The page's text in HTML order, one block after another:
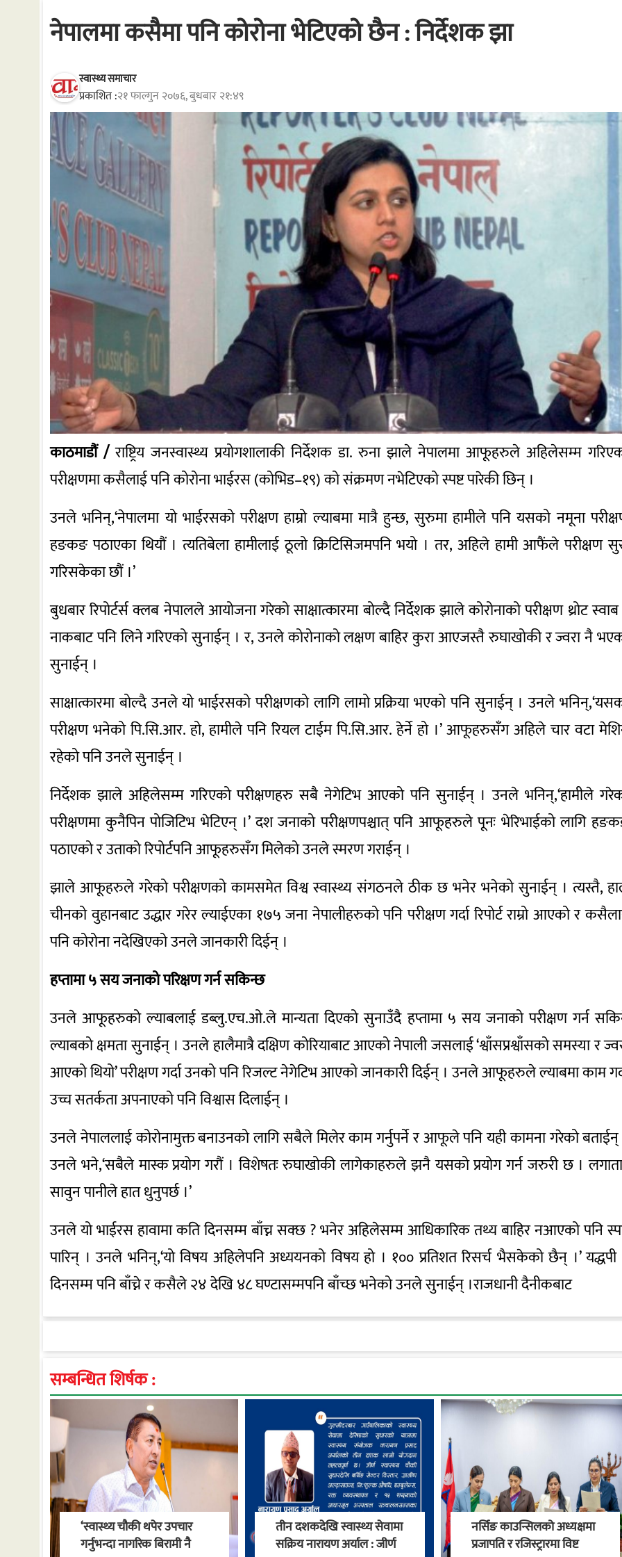
नेपालमा कसैमा पनि कोरोना भेटिएको छैन : निर्देशक झा
स्वास्थ्य समाचार
प्रकाशित :२१ फाल्गुन २०७६, बुधबार २१:४९
काठमाडौं /राष्ट्रिय जनस्वास्थ्य प्रयोगशालाकी निर्देशक डा. रुना झाले नेपालमा आफूहरुले अहिलेसम्म
परीक्षणमा कसैलाई पनि कोरोना भाईरस (कोभिड–१९) को संक्रमण नभेटिएको स्पष्ट पारेकी छिन् ।
उनले भनिन्,‘नेपालमा यो भाईरसको परीक्षण हाम्रो ल्याबमा मात्रै हुन्छ, सुरुमा हामीले पनि यसको नमूना
हङकङ पठाएका थियौं । त्यतिबेला हामीलाई ठूलो क्रिटिसिजमपनि भयो । तर, अहिले हामी आफैंले परीक्षण
गरिसकेका छौं ।’
बुधबार रिपोर्टर्स क्लब नेपालले आयोजना गरेको साक्षात्कारमा बोल्दै निर्देशक झाले कोरोनाको परीक्षण थ्रोट
नाकबाट पनि लिने गरिएको सुनाईन् । र, उनले कोरोनाको लक्षण बाहिर कुरा आएजस्तै रुघाखोकी र ज्वरा नै
सुनाईन् ।
साक्षात्कारमा बोल्दै उनले यो भाईरसको परीक्षणको लागि लामो प्रक्रिया भएको पनि सुनाईन् । उनले
परीक्षण भनेको पि.सि.आर. हो, हामीले पनि रियल टाईम पि.सि.आर. हेर्ने हो ।’ आफूहरुसँग अहिले चार वटा
रहेको पनि उनले सुनाईन् ।
निर्देशक झाले अहिलेसम्म गरिएको परीक्षणहरु सबै नेगेटिभ आएको पनि सुनाईन् । उनले भनिन्,‘हामीले
परीक्षणमा कुनैपिन पोजिटिभ भेटिएन् ।’ दश जनाको परीक्षणपश्चात् पनि आफूहरुले पूनः भेरिभाईको लागि
पठाएको र उताको रिपोर्टपनि आफूहरुसँग मिलेको उनले स्मरण गराईन् ।
झाले आफूहरुले गरेको परीक्षणको कामसमेत विश्व स्वास्थ्य संगठनले ठीक छ भनेर भनेको सुनाईन् । त्यस्तै,
चीनको वुहानबाट उद्धार गरेर ल्याईएका १७५ जना नेपालीहरुको पनि परीक्षण गर्दा रिपोर्ट राम्रो आएको र
पनि कोरोना नदेखिएको उनले जानकारी दिईन् ।
हप्तामा ५ सय जनाको परिक्षण गर्न सकिन्छ
उनले आफूहरुको ल्याबलाई डब्लु.एच.ओ.ले मान्यता दिएको सुनाउँदै हप्तामा ५ सय जनाको परीक्षण गर्न
ल्याबको क्षमता सुनाईन् । उनले हालैमात्रै दक्षिण कोरियाबाट आएको नेपाली जसलाई ‘श्वाँसप्रश्वाँसको समस्या र
आएको थियो’ परीक्षण गर्दा उनको पनि रिजल्ट नेगेटिभ आएको जानकारी दिईन् । उनले आफूहरुले ल्याबमा काम
उच्च सतर्कता अपनाएको पनि विश्वास दिलाईन् ।
उनले नेपाललाई कोरोनामुक्त बनाउनको लागि सबैले मिलेर काम गर्नुपर्ने र आफूले पनि यही कामना गरेको
उनले भने,‘सबैले मास्क प्रयोग गरौं । विशेषतः रुघाखोकी लागेकाहरुले झनै यसको प्रयोग गर्न जरुरी छ ।
सावुन पानीले हात धुनुपर्छ ।’
उनले यो भाईरस हावामा कति दिनसम्म बाँच्न सक्छ ? भनेर अहिलेसम्म आधिकारिक तथ्य बाहिर नआएको पनि
पारिन् । उनले भनिन्,‘यो विषय अहिलेपनि अध्ययनको विषय हो । १०० प्रतिशत रिसर्च भैसकेको छैन् ।’
दिनसम्म पनि बाँच्ने र कसैले २४ देखि ४८ घण्टासम्मपनि बाँच्छ भनेको उनले सुनाईन् ।राजधानी दैनीकबाट
सम्बन्धित शिर्षक :
‘स्वास्थ्य चौकी थपेर उपचार
गर्नुभन्दा नागरिक बिरामी नै
तीन दशकदेखि स्वास्थ्य सेवामा
सक्रिय नारायण अर्याल : जीर्ण
नर्सिङ काउन्सिलको अध्यक्षमा
प्रजापति र रजिस्ट्रारमा विष्ट